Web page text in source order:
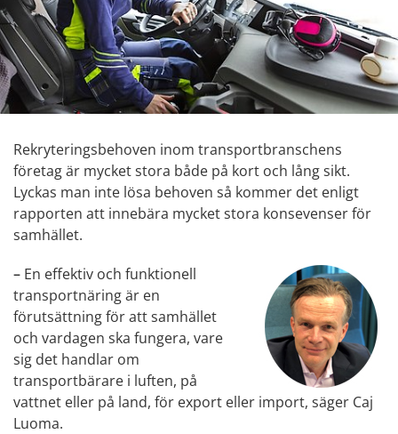
Rekryteringsbehoven inom transportbranschens
företag är mycket stora både på kort och lång sikt.
Lyckas man inte lösa behoven så kommer det enligt
rapporten att innebära mycket stora konsevenser för
samhället.
– En effektiv och funktionell
transportnäring är en
förutsättning för att samhället
och vardagen ska fungera, vare
sig det handlar om
transportbärare i luften, på
vattnet eller på land, för export eller import, säger Caj
Luoma.